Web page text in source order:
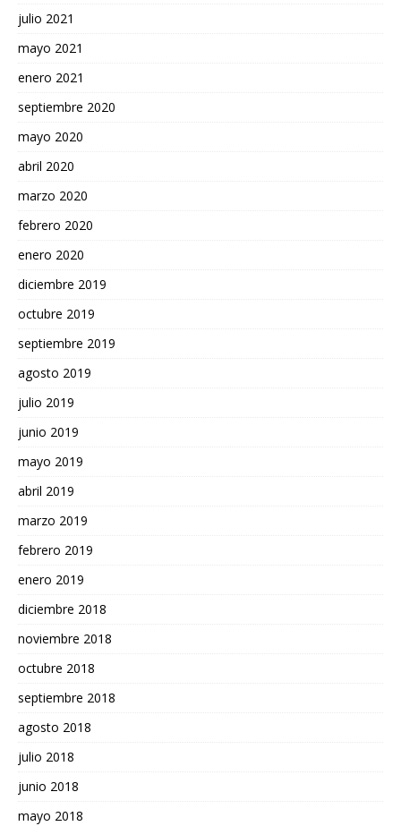
julio 2021
mayo 2021
enero 2021
septiembre 2020
mayo 2020
abril 2020
marzo 2020
febrero 2020
enero 2020
diciembre 2019
octubre 2019
septiembre 2019
agosto 2019
julio 2019
junio 2019
mayo 2019
abril 2019
marzo 2019
febrero 2019
enero 2019
diciembre 2018
noviembre 2018
octubre 2018
septiembre 2018
agosto 2018
julio 2018
junio 2018
mayo 2018